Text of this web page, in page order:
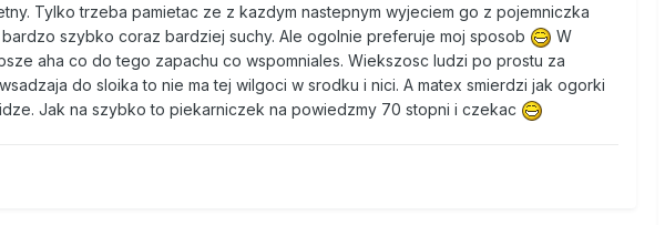
Tylko trzeba pamietac ze z kazdym nastepnym wyjeciem go z pojemniczka
szybko coraz bardziej suchy. Ale ogolnie preferuje moj sposob
W
aha co do tego zapachu co wspomniales. Wiekszosc ludzi po prostu za
do sloika to nie ma tej wilgoci w srodku i nici. A matex smierdzi jak ogorki
Jak na szybko to piekarniczek na powiedzmy 70 stopni i czekac